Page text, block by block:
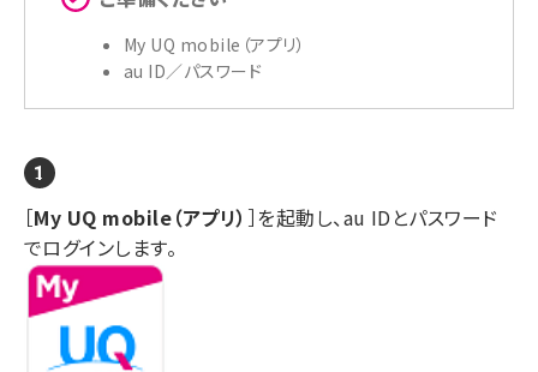
My UQ mobile（アプリ）
au ID／パスワード
［My UQ mobile（アプリ） ］を起動し、au IDとパスワード
でログインします。